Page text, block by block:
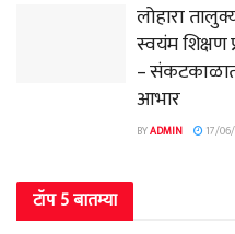
लोहारा
स्वयंम शिक्षण
–
आभार
BYADMIN 17/
टॉप 5 बातम्या